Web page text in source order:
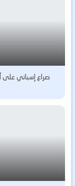
صراع إسباني على